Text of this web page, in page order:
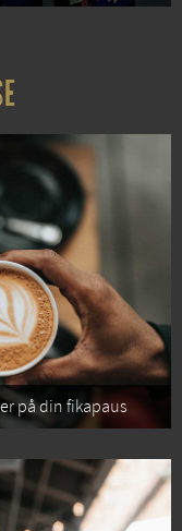
på din fikapaus